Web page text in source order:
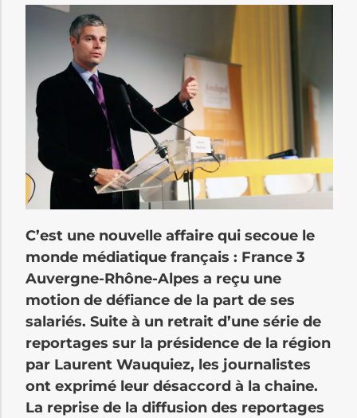
C’est une nouvelle affaire qui secoue le
monde médiatique français : France 3
Auvergne-Rhône-Alpes a reçu une
motion de défiance de la part de ses
salariés. Suite à un retrait d’une série de
reportages sur la présidence de la région
par Laurent Wauquiez, les journalistes
ont exprimé leur désaccord à la chaine.
La reprise de la diffusion des reportages